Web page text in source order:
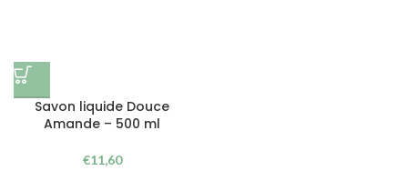
Savon liquide Douce
Amande – 500 ml
€11,60